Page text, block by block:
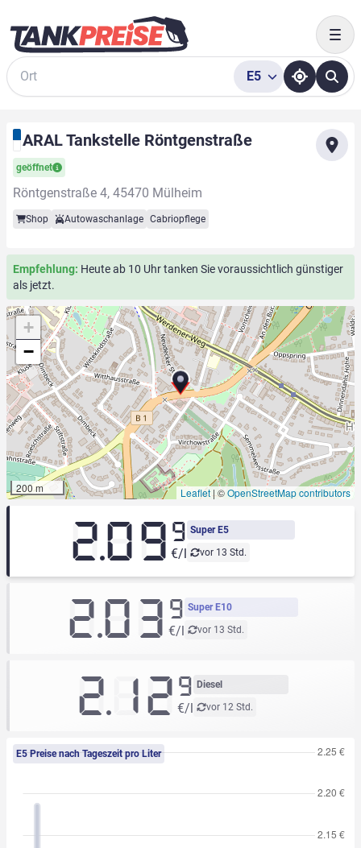
Suche
E5
ARAL Tankstelle Röntgenstraße
geöffnet
Röntgenstraße 4, 45470 Mülheim
Shop Autowaschanlage Cabriopflege
Empfehlung: Heute ab 10 Uhr tanken Sie voraussichtlich günstiger
als jetzt.
+
−
200 m Leaflet|©OpenStreetMap contributors
Super E5
vor 13 Std.
2.099
€/l
Super E10
vor 13 Std.
2.03 9
€/l
Diesel
vor 12 Std.
2.129
€/l
E5 Preise nach Tageszeit pro Liter